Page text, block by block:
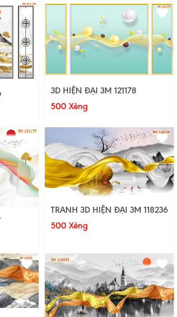
3D HIỆN ĐẠI 3M 121178
500 Xèng
TRANH 3D HIỆN ĐẠI 3M 118236
500 Xèng